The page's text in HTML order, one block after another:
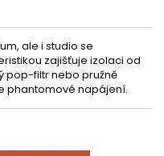
ale i studio se
zajišťuje izolaci od
pop-filtr nebo pružně
phantomové napájení.